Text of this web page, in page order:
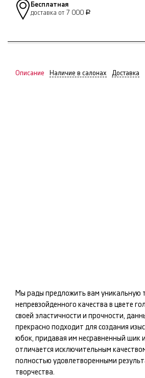
Бесплатная
доставка от 7 000 Р
Описание Наличие в салонах Доставка
Мы рады предложить вам уникальную
непревзойденного качества в цвете
своей эластичности и прочности,
прекрасно подходит для создания
юбок, придавая им несравненный шик
отличается исключительным
полностью удовлетворенными
творчества.